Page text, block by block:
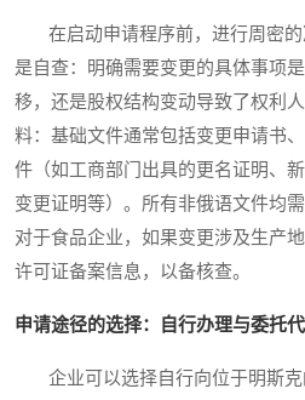
在启动申请程序前，进行周密的
是自查：明确需要变更的具体事项
移，还是股权结构变动导致了权利
料：基础文件通常包括变更申请书
件（如工商部门出具的更名证明、
变更证明等）。所有非俄语文件均
对于食品企业，如果变更涉及生产
许可证备案信息，以备核查。
申请途径的选择：自行办理与委托
企业可以选择自行向位于明斯克